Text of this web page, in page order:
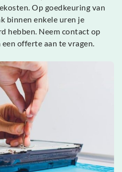
Op goedkeuring van
binnen enkele uren je
hebben. Neem contact op
offerte aan te vragen.